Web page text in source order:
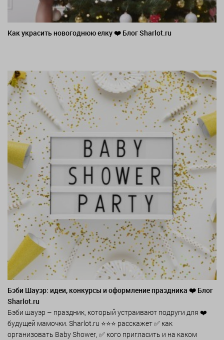
Как украсить новогоднюю елку ❤️ Блог Sharlot.ru
Бэби Шауэр: идеи, конкурсы и оформление праздника ❤️ Блог
Sharlot.ru
Бэби шауэр – праздник, который устраивают подруги для ❤️
будущей мамочки. Sharlot.ru ⭐⭐⭐ расскажет ✅ как
организовать Baby Shower, ✅ кого пригласить и на каком